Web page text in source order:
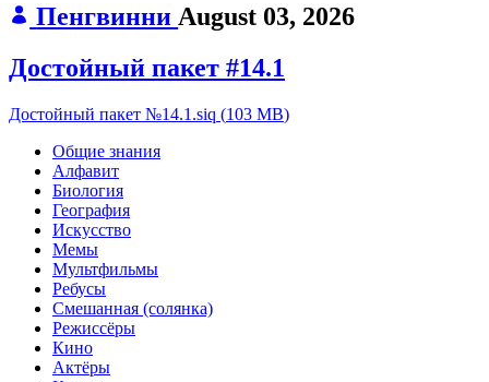
Пенгвинни August 03, 2026
Достойный пакет #14.1
Достойный пакет №14.1.siq (103 MB)
Общие знания
Алфавит
Биология
География
Искусство
Мемы
Мультфильмы
Ребусы
Смешанная (солянка)
Режиссёры
Кино
Актёры